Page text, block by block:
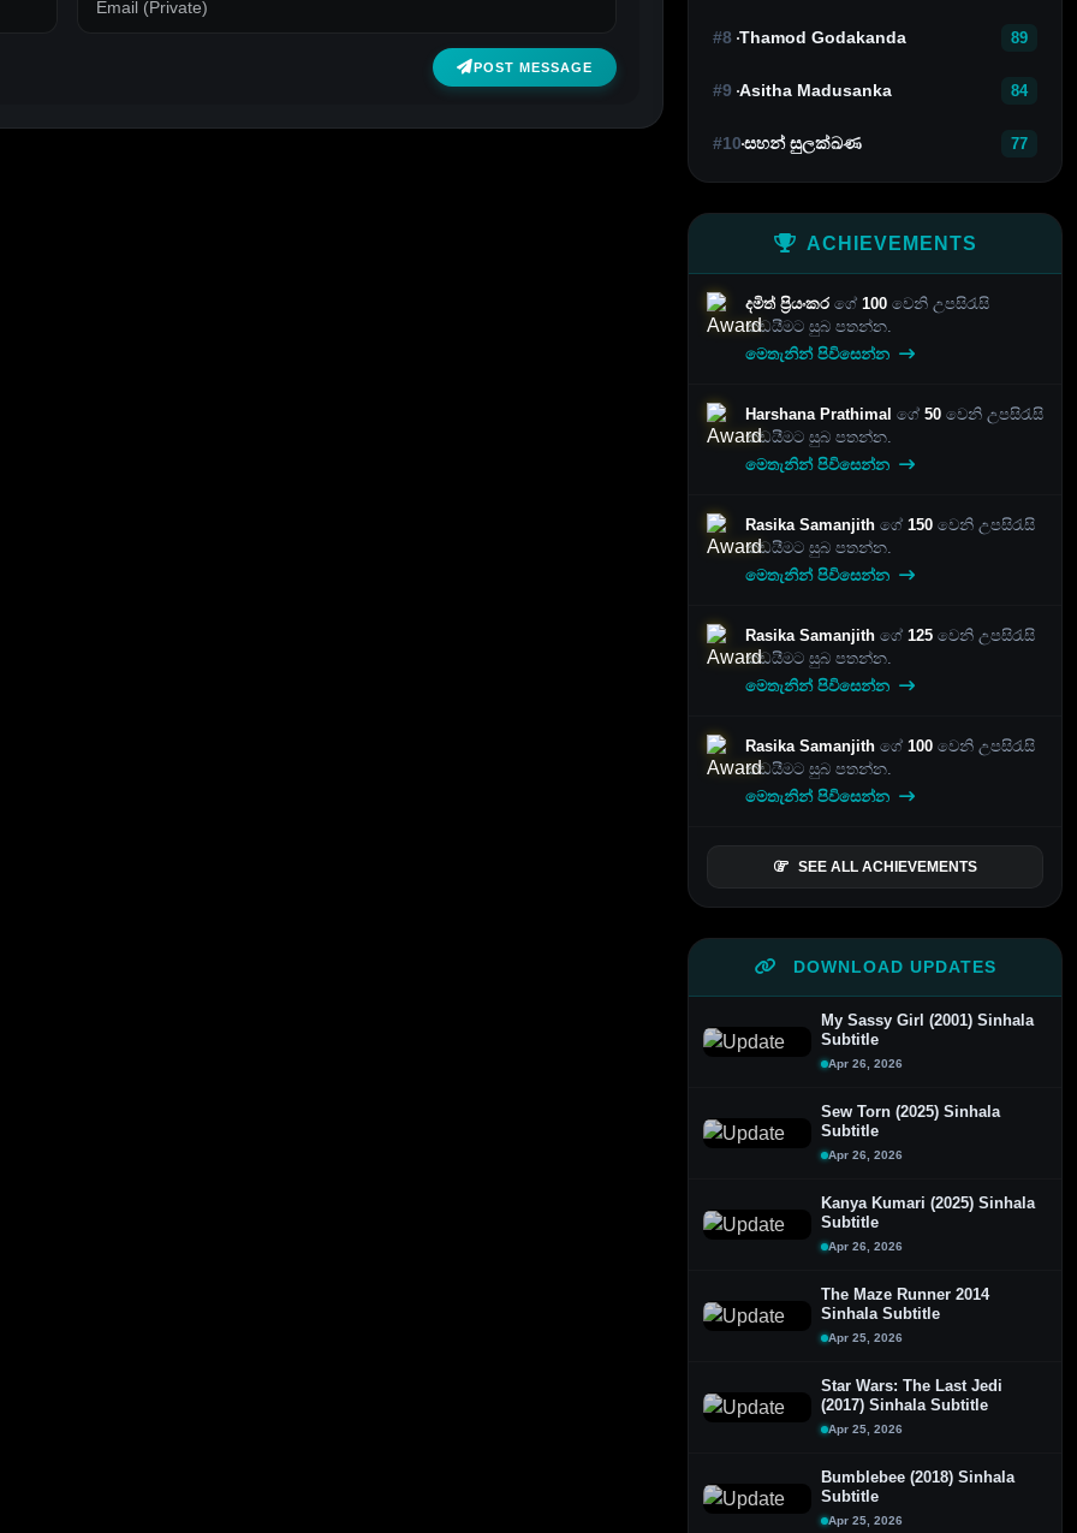
POST MESSAGE
#8 Thamod Godakanda 89
#9 Asitha Madusanka 84
#10සහන් සුලක්ඛණ 77
ACHIEVEMENTS
දමිත් ප්‍රියංකර ගේ 100 වෙනි උපසිරැසි
කඩයීමට සුබ පතන්න.
මෙතැනින් පිවිසෙන්න
Harshana Prathimal ගේ 50 වෙනි උපසිරැසි
කඩයීමට සුබ පතන්න.
මෙතැනින් පිවිසෙන්න
Rasika Samanjith ගේ 150 වෙනි උපසිරැසි
කඩයීමට සුබ පතන්න.
මෙතැනින් පිවිසෙන්න
Rasika Samanjith ගේ 125 වෙනි උපසිරැසි
කඩයීමට සුබ පතන්න.
මෙතැනින් පිවිසෙන්න
Rasika Samanjith ගේ 100 වෙනි උපසිරැසි
කඩයීමට සුබ පතන්න.
මෙතැනින් පිවිසෙන්න
SEE ALL ACHIEVEMENTS
DOWNLOAD UPDATES
My Sassy Girl (2001) Sinhala
Subtitle
Apr 26, 2026
Sew Torn (2025) Sinhala
Subtitle
Apr 26, 2026
Kanya Kumari (2025) Sinhala
Subtitle
Apr 26, 2026
The Maze Runner 2014
Sinhala Subtitle
Apr 25, 2026
Star Wars: The Last Jedi
(2017) Sinhala Subtitle
Apr 25, 2026
Bumblebee (2018) Sinhala
Subtitle
Apr 25, 2026